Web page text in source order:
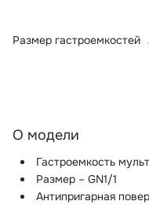
Размер гастроемкостей
О модели
Гастроемкость
Размер – GN1/1
Антипригарная